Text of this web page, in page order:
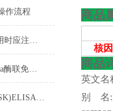
作流程
定量PCR检测试剂盒使用时应注意以下方面
兔吡啶交联物（PY）eisa酶联免疫试剂盒实验禁忌
小鼠糖原合成酶激酶(GSK)ELISA试剂盒标本的采集与保存
商品
核
商品
英文名
别
名